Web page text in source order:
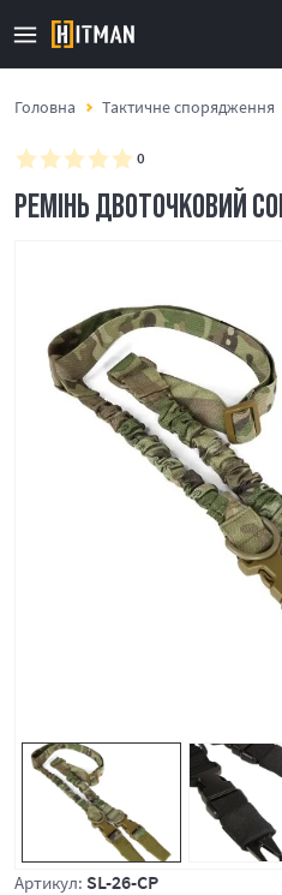
Головна Тактичне спорядження
0
РЕМІНЬ ДВОТОЧКОВИЙ
Артикул: SL-26-CP